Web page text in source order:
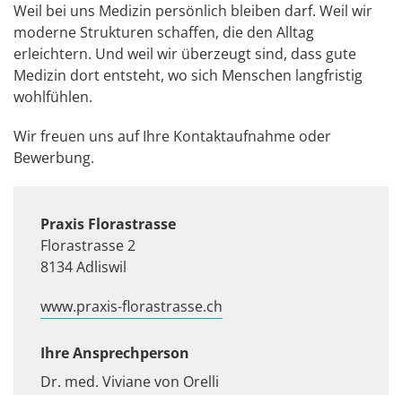
Weil bei uns Medizin persönlich bleiben darf. Weil wir
moderne Strukturen schaffen, die den Alltag
erleichtern. Und weil wir überzeugt sind, dass gute
Medizin dort entsteht, wo sich Menschen langfristig
wohlfühlen.
Wir freuen uns auf Ihre Kontaktaufnahme oder
Bewerbung.
Praxis Florastrasse
Florastrasse 2
8134 Adliswil
www.praxis-florastrasse.ch
Ihre Ansprechperson
Dr. med. Viviane von Orelli